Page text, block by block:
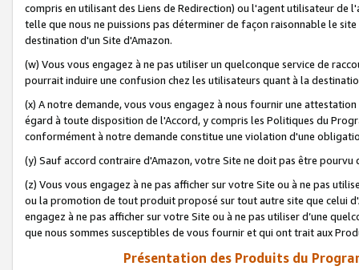
compris en utilisant des Liens de Redirection) ou l'agent utilisateur
telle que nous ne puissions pas déterminer de façon raisonnable le
destination d'un Site d'Amazon.
(w) Vous vous engagez à ne pas utiliser un quelconque service de
pourrait induire une confusion chez les utilisateurs quant à la
(x) A notre demande, vous vous engagez à nous fournir une
égard à toute disposition de l'Accord, y compris les Politiques du
conformément à notre demande constitue une violation d'une
(y) Sauf accord contraire d'Amazon, votre Site ne doit pas être
(z) Vous vous engagez à ne pas afficher sur votre Site ou à ne pas
ou la promotion de tout produit proposé sur tout autre site que celui
engagez à ne pas afficher sur votre Site ou à ne pas utiliser d’une
que nous sommes susceptibles de vous fournir et qui ont trait aux
Présentation des Produits du